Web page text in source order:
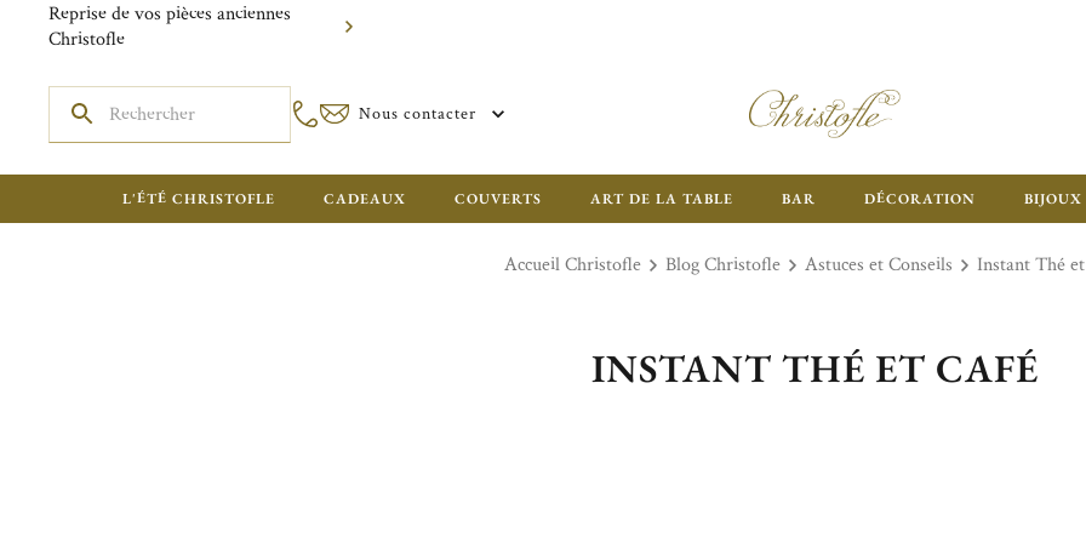
Reprise de vos pièces anciennes
Christofle
Nous contacter
L'ÉTÉ CHRISTOFLE CADEAUX COUVERTS ART DE LA TABLE BAR DÉCORATION BIJOUX
Accueil Christofle Blog Christofle Astuces et Conseils Instant Thé
INSTANT THÉ ET CAFÉ